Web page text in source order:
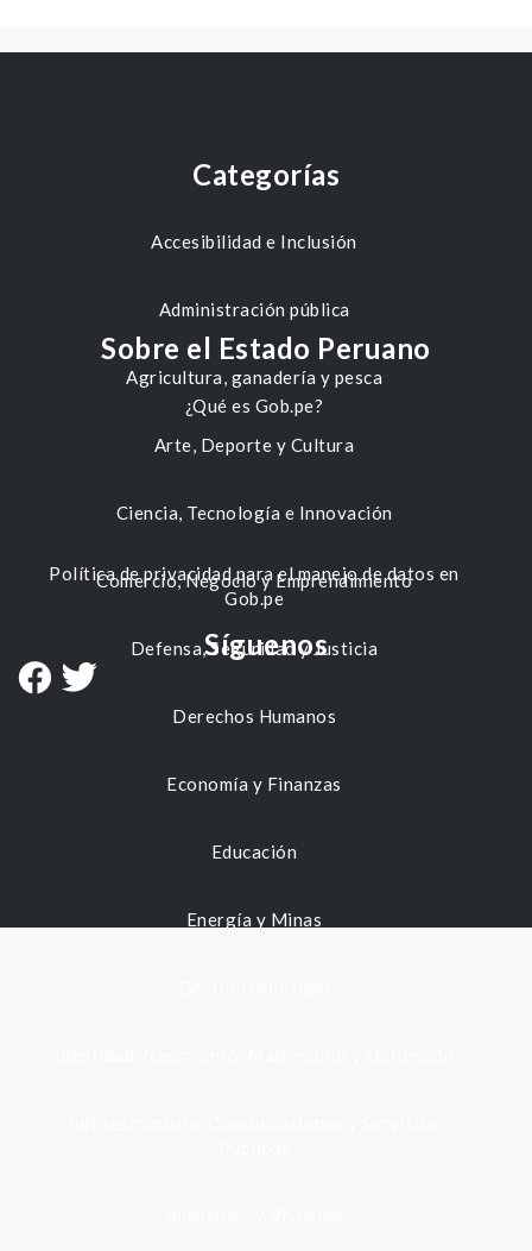
Categorías
Accesibilidad e Inclusión
Administración pública
Agricultura, ganadería y pesca
Arte, Deporte y Cultura
Ciencia, Tecnología e Innovación
Comercio, Negocio y Emprendimiento
Defensa, Seguridad y Justicia
Derechos Humanos
Economía y Finanzas
Educación
Energía y Minas
Sobre el Estado Peruano
¿Qué es Gob.pe?
Política de privacidad para el manejo de datos en
Gob.pe
Síguenos